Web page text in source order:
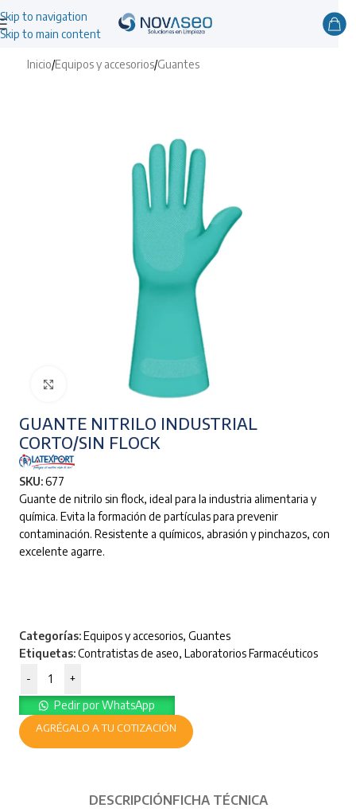
Skip to navigation
Skip to main content
Inicio/Equipos y accesorios/Guantes
Clic para ampliar
GUANTE NITRILO INDUSTRIAL
CORTO/SIN FLOCK
SKU:677
Guante de nitrilo sin flock, ideal para la industria alimentaria y
química. Evita la formación de partículas para prevenir
contaminación. Resistente a químicos, abrasión y pinchazos, con
excelente agarre.
Categorías:Equipos y accesorios, Guantes
Etiquetas:Contratistas de aseo, Laboratorios Farmacéuticos
-
+
Pedir por WhatsApp
AGRÉGALO A TU COTIZACIÓN
DESCRIPCIÓNFICHA TÉCNICA